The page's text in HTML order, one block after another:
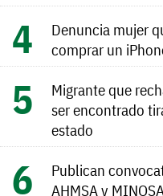
Denuncia mujer
comprar un
Migrante que
ser encontrado
estado
Publican
AHMSA y